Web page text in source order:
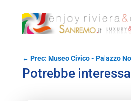
← Prec: Museo Civico - Palazzo
Potrebbe